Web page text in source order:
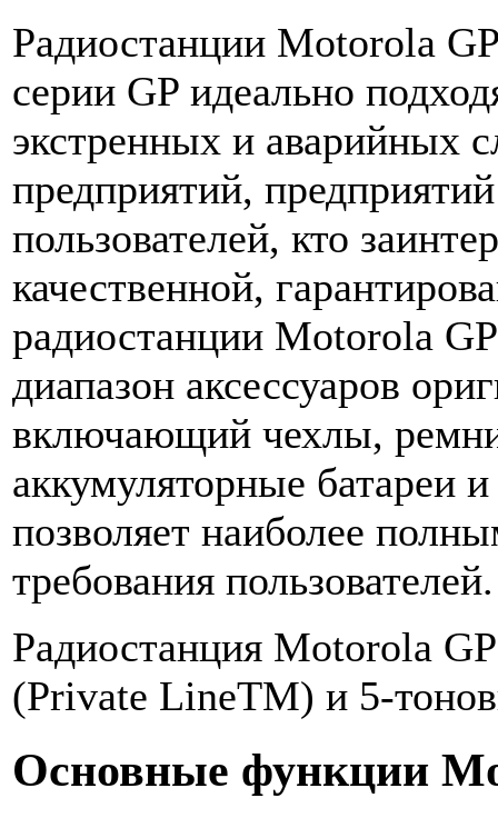
Радиостанции Motorola
серии GP идеально
экстренных и аварийных
предприятий,
пользователей, кто
качественной,
радиостанции Motorola
диапазон аксессуаров
включающий чехлы,
аккумуляторные батареи
позволяет наиболее
требования пользователей.
Радиостанция Motorola
(Private LineTM) и 5-
Основные функции